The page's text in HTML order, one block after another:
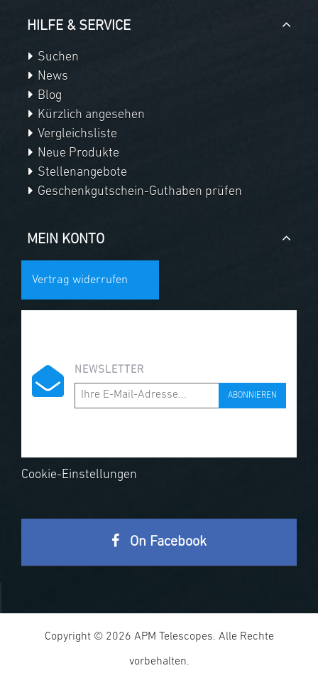
HILFE & SERVICE
Suchen
News
Blog
Kürzlich angesehen
Vergleichsliste
Neue Produkte
Stellenangebote
Geschenkgutschein-Guthaben prüfen
MEIN KONTO
Vertrag widerrufen
NEWSLETTER
ABONNIEREN
Cookie-Einstellungen
On Facebook
Copyright © 2026 APM Telescopes. Alle Rechte
vorbehalten.